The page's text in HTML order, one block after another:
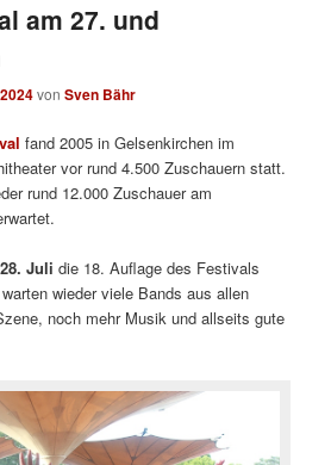
am 27. und
vonSven Bähr
fand 2005 in Gelsenkirchen im
vor rund 4.500 Zuschauern statt.
rund 12.000 Zuschauer am
Juli die 18. Auflage des Festivals
wieder viele Bands aus allen
noch mehr Musik und allseits gute